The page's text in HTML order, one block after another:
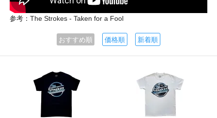
参考：The Strokes - Taken for a Fool
おすすめ順 価格順 新着順